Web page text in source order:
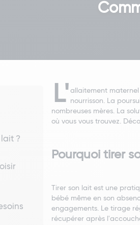
?
L' allaitement
nourrisson. La
nombreuses mères. La
où vous vous trouvez.
Pourquoi tirer
Tirer son lait est une
bébé même en son
engagements. Le tirage
récupérer après